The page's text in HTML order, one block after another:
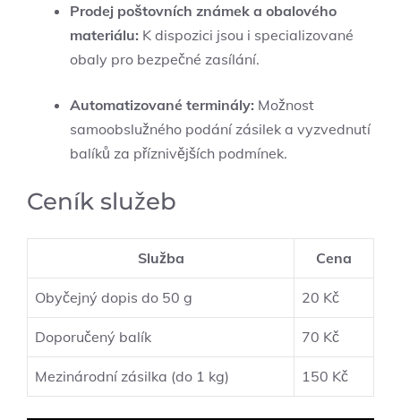
Prodej poštovních známek a obalového
materiálu: K dispozici jsou i specializované
obaly pro bezpečné zasílání.
Automatizované terminály: Možnost
samoobslužného podání zásilek a vyzvednutí
balíků za příznivějších podmínek.
Ceník služeb
Služba Cena
Obyčejný dopis do 50 g 20 Kč
Doporučený balík 70 Kč
Mezinárodní zásilka (do 1 kg) 150 Kč